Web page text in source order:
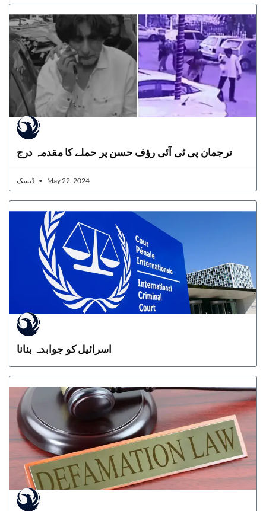
ترجمان پی ٹی آئی رؤف حسن پر حملے کا مقدمہ درج
May 22, 2024
اسرائیل کو جوابدہ بنانا